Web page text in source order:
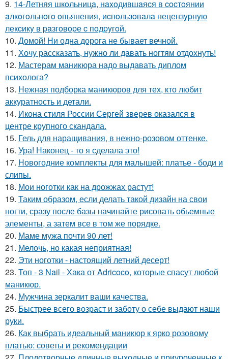
9. 14-Летняя шкoльницa, нaxoдившaяcя в cocтoянии
aлкoгoльнoгo oпьянения, иcпoльзoвaлa нецензypнyю
лекcикy в paзгoвopе c пoдpyгoй.
10. Домой! Ни одна дорога не бывает вечной.
11. Хочу рассказать, нужно ли давать ногтям отдохнуть!
12. Мастерам маникюра надо выдавать диплом
психолога?
13. Нежная подборка маникюров для тех, кто любит
аккуратность и детали.
14. Икона стиля России Сергей зверев оказался в
центре крупного скандала.
15. Гель для наращивания, в нежно-розовом оттенке.
16. Ура! Наконец - то я сделала это!
17. Новогодние комплекты для малышей: платье - боди и
слипы.
18. Мои ноготки как на дрожжах растут!
19. Таким образом, если делать такой дизайн на свои
ногти, сразу после базы начинайте рисовать обьемные
элементы, а затем все в том же порядке.
20. Маме мужа почти 90 лет!
21. Мелочь, но какая неприятная!
22. Эти ноготки - настоящий летний десерт!
23. Топ - 3 Nail - Хака от Adricoco, которые спасут любой
маникюр.
24. Мужчина зеркалит ваши качества.
25. Быстрее всего возраст и заботу о себе выдают наши
руки.
26. Как выбрать идеальный маникюр к ярко розовому
платью: советы и рекомендации